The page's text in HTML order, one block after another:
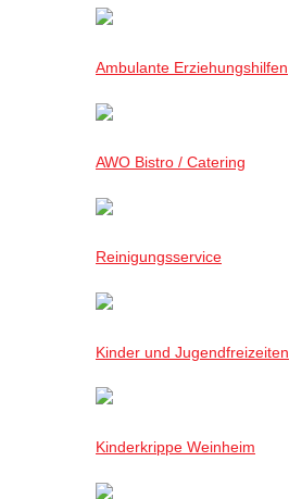
Ambulante Erziehungshilfen
AWO Bistro / Catering
Reinigungsservice
Kinder und Jugendfreizeiten
Kinderkrippe Weinheim